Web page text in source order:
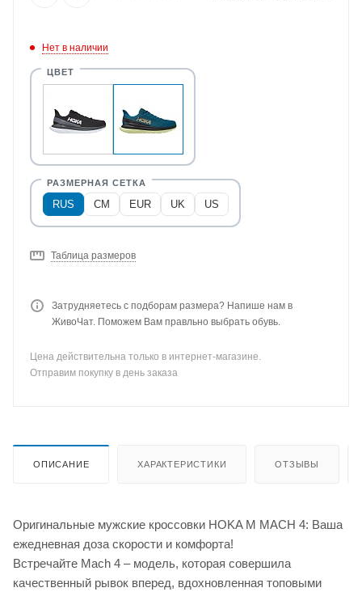
Нет в наличии
RUS CM EUR UK US
Таблица размеров
Затрудняетесь с подборам размера? Напише нам в
ЖивоЧат. Поможем Вам правльно выбрать обувь.
Цена действительна только в интернет-магазине.
Отправим покупку в день заказа
ОПИСАНИЕ ХАРАКТЕРИСТИКИ ОТЗЫВЫ
Оригинальные мужские кроссовки HOKA M MACH 4: Ваша
ежедневная доза скорости и комфорта!
Встречайте Mach 4 – модель, которая совершила
качественный рывок вперед, вдохновленная топовыми